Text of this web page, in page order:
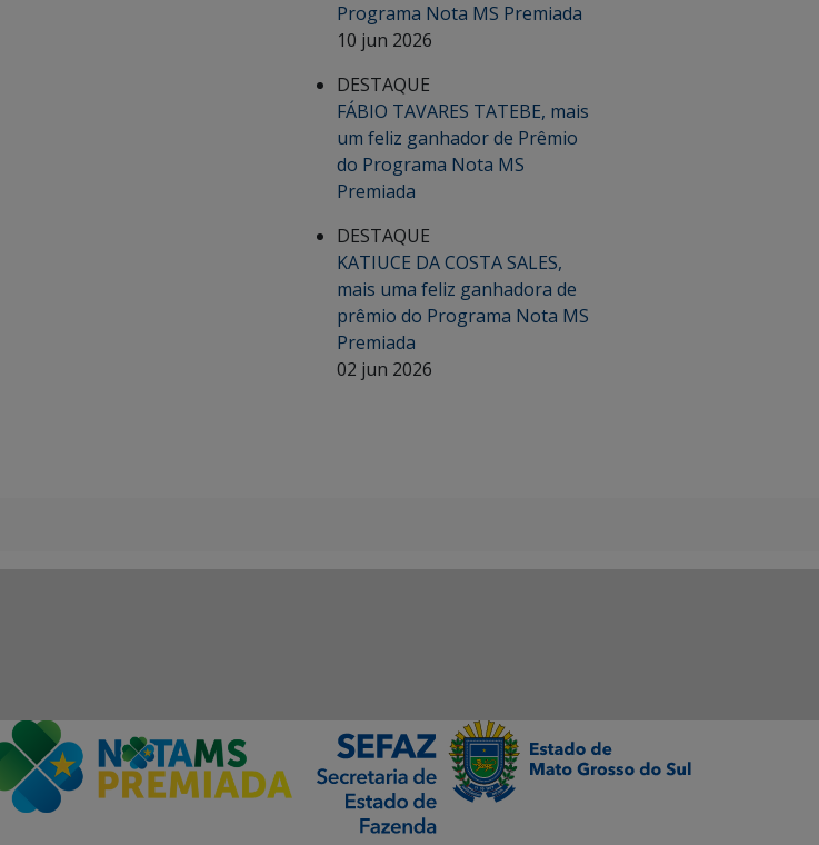
Programa Nota MS Premiada
10 jun 2026
DESTAQUE
FÁBIO TAVARES TATEBE, mais
um feliz ganhador de Prêmio
do Programa Nota MS
Premiada
DESTAQUE
KATIUCE DA COSTA SALES,
mais uma feliz ganhadora de
prêmio do Programa Nota MS
Premiada
02 jun 2026